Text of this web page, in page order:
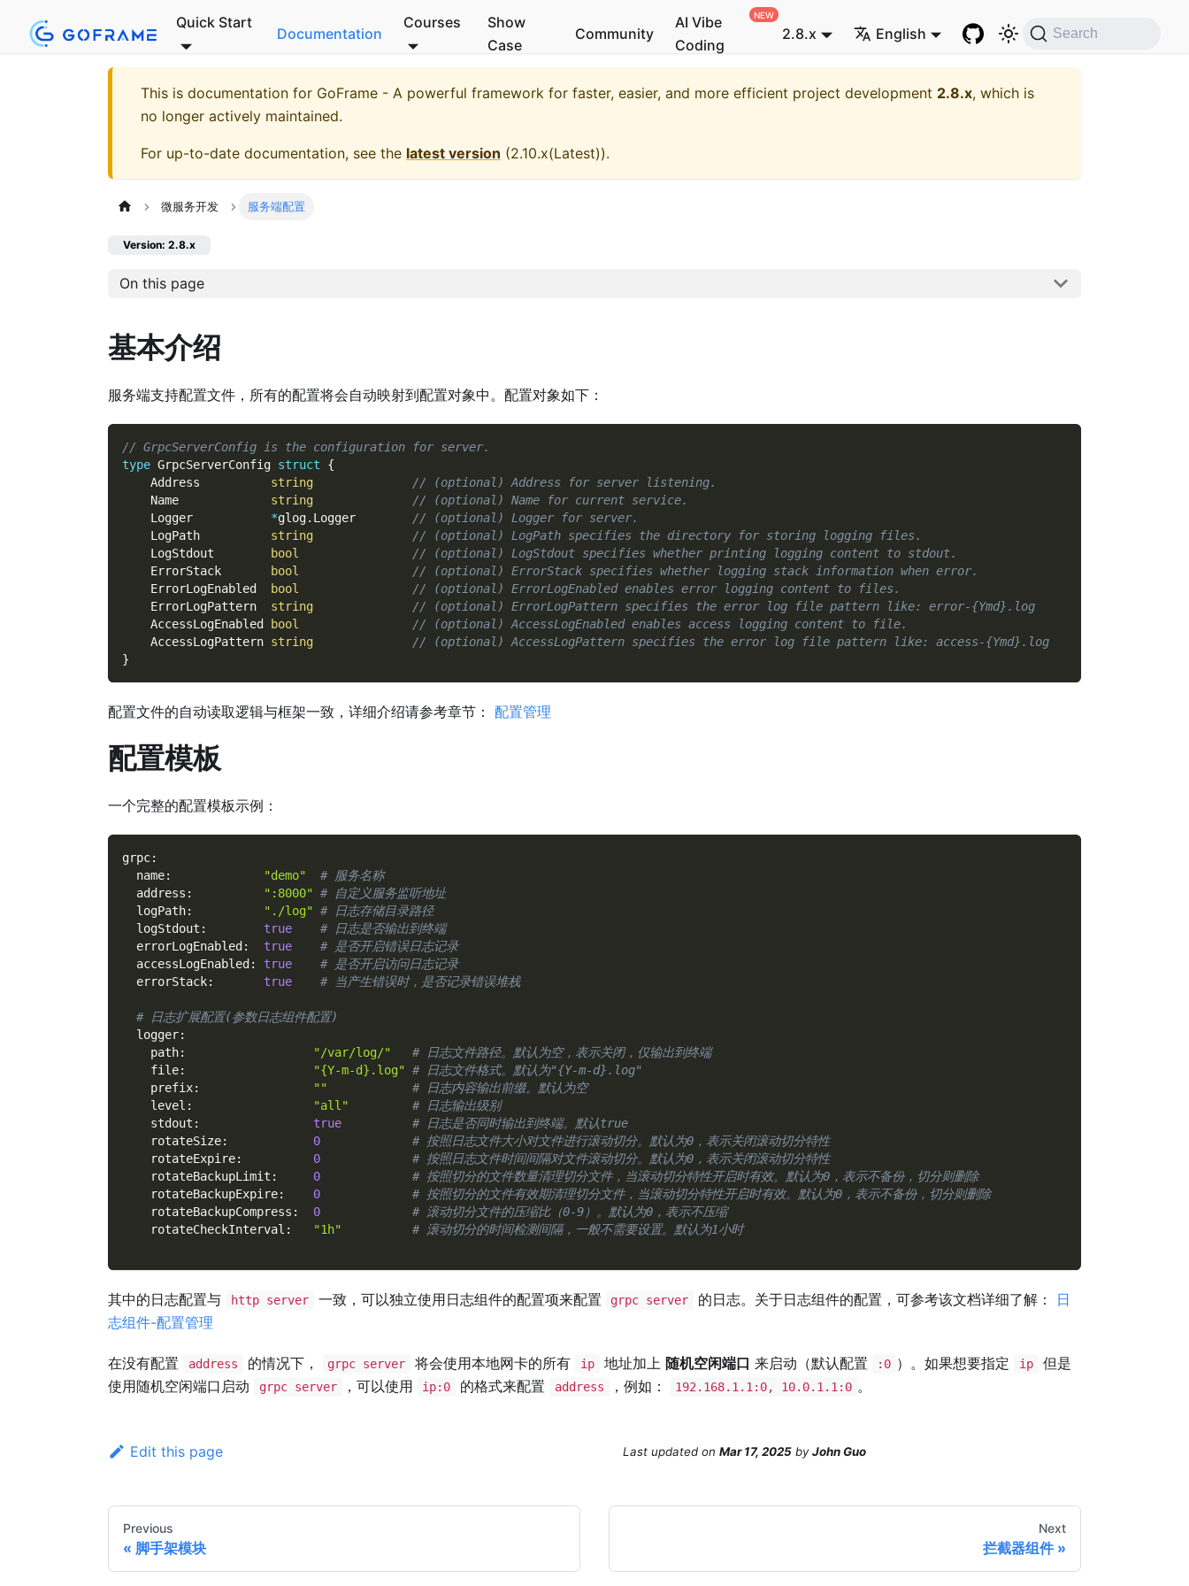
Quick Start
Documentation
Courses
Show
Case
Community
AI Vibe
Coding
2.8.x English Search
This is documentation for GoFrame - A powerful framework for faster, easier, and more efficient project development 2.8.x, which is
no longer actively maintained.
For up-to-date documentation, see the latest version (2.10.x(Latest)).
微服务开发 服务端配置
Version: 2.8.x
On this page
基本介绍
服务端支持配置文件，所有的配置将会自动映射到配置对象中。配置对象如下：
// GrpcServerConfig is the configuration for server.
type GrpcServerConfig struct
{
    Address
string
// (optional) Address for server listening.
    Name
string
// (optional) Name for current service.
    Logger
*glog. Logger // (optional) Logger for server.
    LogPath
string
// (optional) LogPath specifies the directory for storing logging files.
    LogStdout
bool
// (optional) LogStdout specifies whether printing logging content to stdout.
    ErrorStack
bool
// (optional) ErrorStack specifies whether logging stack information when error.
    ErrorLogEnabled
bool
// (optional) ErrorLogEnabled enables error logging content to files.
    ErrorLogPattern
string
// (optional) ErrorLogPattern specifies the error log file pattern like: error-{Ymd}.log
    AccessLogEnabled
bool
// (optional) AccessLogEnabled enables access logging content to file.
    AccessLogPattern
string
// (optional) AccessLogPattern specifies the error log file pattern like: access-{Ymd}.log
}
配置文件的自动读取逻辑与框架一致，详细介绍请参考章节： 配置管理
配置模板
一个完整的配置模板示例：
grpc:
name: "demo"
# 服务名称
address : ":8000" # 自定义服务监听地址
logPath: "./log" # 日志存储目录路径
logStdout : true
# 日志是否输出到终端
errorLogEnabled : true
# 是否开启错误日志记录
accessLogEnabled : true
# 是否开启访问日志记录
errorStack: true # 当产生错误时，是否记录错误堆栈
# 日志扩展配置(参数日志组件配置)
logger:
path: "/var/log/"
# 日志文件路径。默认为空，表示关闭，仅输出到终端
file: "{Y-m-d}.log" # 日志文件格式。默认为"{Y-m-d}.log"
prefix: ""
# 日志内容输出前缀。默认为空
level : "all"
# 日志输出级别
stdout : true
# 日志是否同时输出到终端。默认true
rotateSize: 0
# 按照日志文件大小对文件进行滚动切分。默认为0，表示关闭滚动切分特性
rotateExpire: 0
# 按照日志文件时间间隔对文件滚动切分。默认为0，表示关闭滚动切分特性
rotateBackupLimit : 0
# 按照切分的文件数量清理切分文件，当滚动切分特性开启时有效。默认为0，表示不备份，切分则删除
rotateBackupExpire: 0
# 按照切分的文件有效期清理切分文件，当滚动切分特性开启时有效。默认为0，表示不备份，切分则删除
rotateBackupCompress : 0
# 滚动切分文件的压缩比（0-9）。默认为0，表示不压缩
rotateCheckInterval : "1h" # 滚动切分的时间检测间隔，一般不需要设置。默认为1小时
其中的日志配置与 http server 一致，可以独立使用日志组件的配置项来配置 grpc server 的日志。关于日志组件的配置，可参考该文档详细了解： 日
志组件-配置管理
在没有配置 address 的情况下， grpc server 将会使用本地网卡的所有 ip 地址加上 随机空闲端口 来启动（默认配置 :0 ）。如果想要指定 ip
但是
使用随机空闲端口启动
grpc server ，可以使用 ip:0 的格式来配置 address ，例如： 192.168.1.1:0, 10.0.1.1:0 。
Edit this page Last updated on Mar 17, 2025 byJohn Guo
Previous
脚手架模块
Next
拦截器组件